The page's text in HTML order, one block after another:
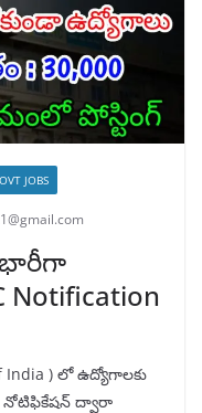
JOBS
భారీగా
Notification
India ) లో ఉద్యోగాలకు
నోటిఫికేషన్ ద్వారా